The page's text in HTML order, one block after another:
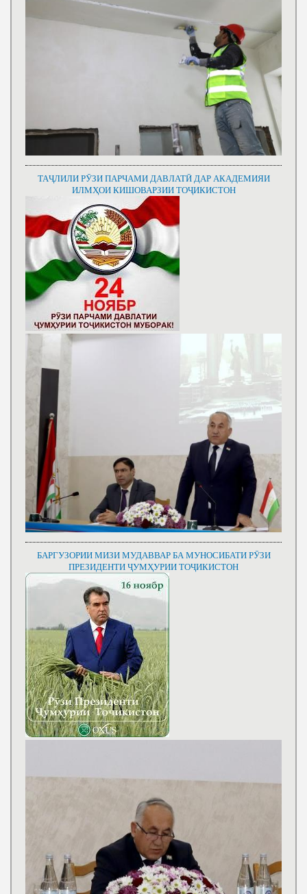
ТАҶЛИЛИ РӮЗИ ПАРЧАМИ ДАВЛАТӢ ДАР АКАДЕМИЯИ
ИЛМҲОИ КИШОВАРЗИИ ТОҶИКИСТОН
БАРГУЗОРИИ МИЗИ МУДАВВАР БА МУНОСИБАТИ РӮЗИ
ПРЕЗИДЕНТИ ҶУМҲУРИИ ТОҶИКИСТОН